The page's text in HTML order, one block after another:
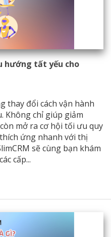
hướng tất yếu cho
thay đổi cách vận hành
Không chỉ giúp giảm
mở ra cơ hội tối ưu quy
ứng nhanh với thị
sẽ cùng bạn khám
cấp...